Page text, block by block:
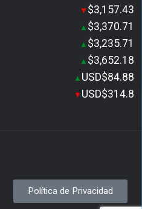
▼ $3,157.43
▲ $3,370.71
▲ $3,235.71
▲ $3,652.18
▲ USD$84.88
▼ USD$314.8
Política de Privacidad